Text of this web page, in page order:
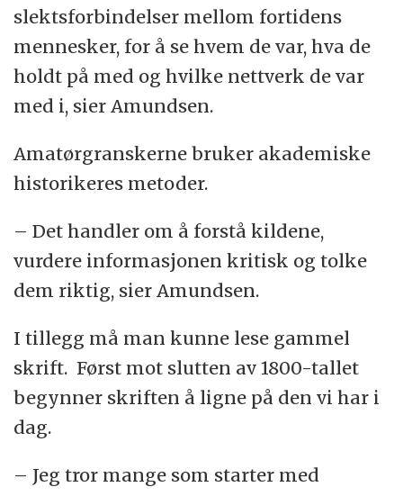
slektsforbindelser mellom fortidens
mennesker, for å se hvem de var, hva de
holdt på med og hvilke nettverk de var
med i, sier Amundsen.
Amatørgranskerne bruker akademiske
historikeres metoder.
– Det handler om å forstå kildene,
vurdere informasjonen kritisk og tolke
dem riktig, sier Amundsen.
I tillegg må man kunne lese gammel
skrift. Først mot slutten av 1800-tallet
begynner skriften å ligne på den vi har i
dag.
– Jeg tror mange som starter med